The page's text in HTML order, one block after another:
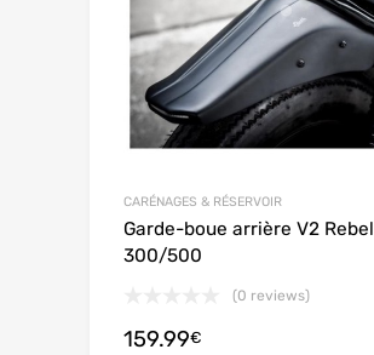
CARÉNAGES & RÉSERVOIR
Garde-boue arrière V2 Rebel
300/500
(0 reviews)
159.99€